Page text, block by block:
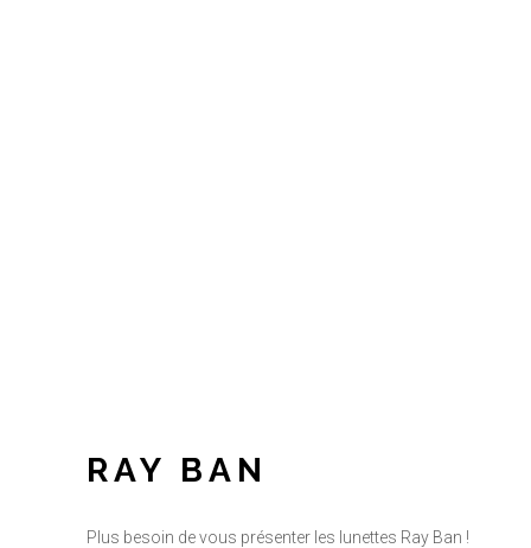
RAY BAN
Plus besoin de vous présenter les lunettes Ray Ban !